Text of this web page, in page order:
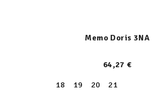
Memo Doris 3NA
64,27 €
18
19 20
21